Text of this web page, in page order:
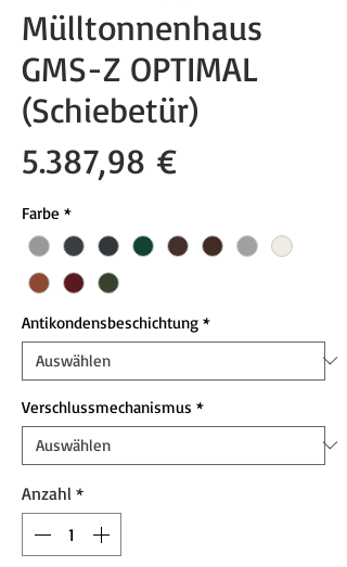
Mülltonnenhaus
GMS-Z OPTIMAL
(Schiebetür)
5.387,98 €Preis
Farbe *
Antikondensbeschichtung *
Verschlussmechanismus *
Anzahl *